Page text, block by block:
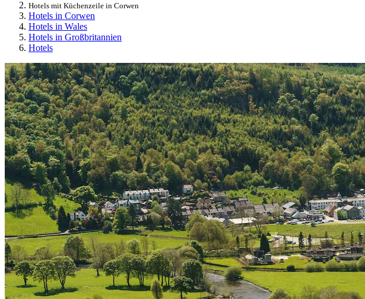
Hotels mit Küchenzeile in Corwen
Hotels in Corwen
Hotels in Wales
Hotels in Großbritannien
Hotels